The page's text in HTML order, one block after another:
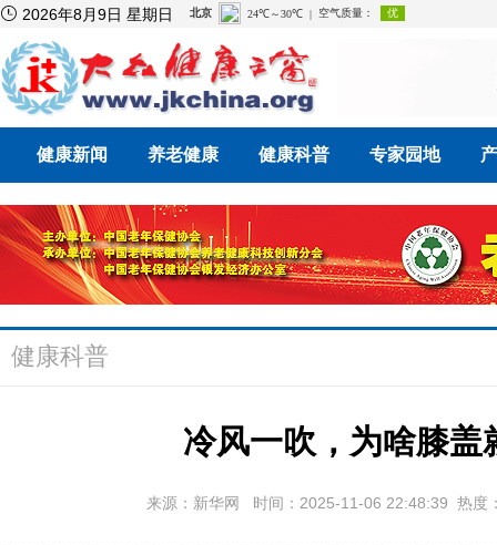
 2026年8月9日 星期日
健康新闻 养老健康 健康科普 专家园地
健康科普
冷风一吹，为啥膝盖
来源：新华网 时间：2025-11-06 22:48:39 热度